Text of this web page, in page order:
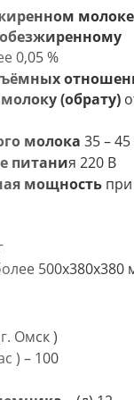
молоке
0,05 %
(обрату)
молока 35 – 45
питания 220 В
мощность при
500х380х380
Омск )
) – 100